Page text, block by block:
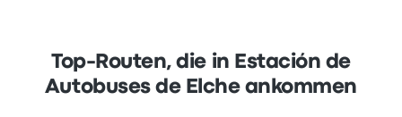
Top-Routen, die in Estación de
Autobuses de Elche ankommen